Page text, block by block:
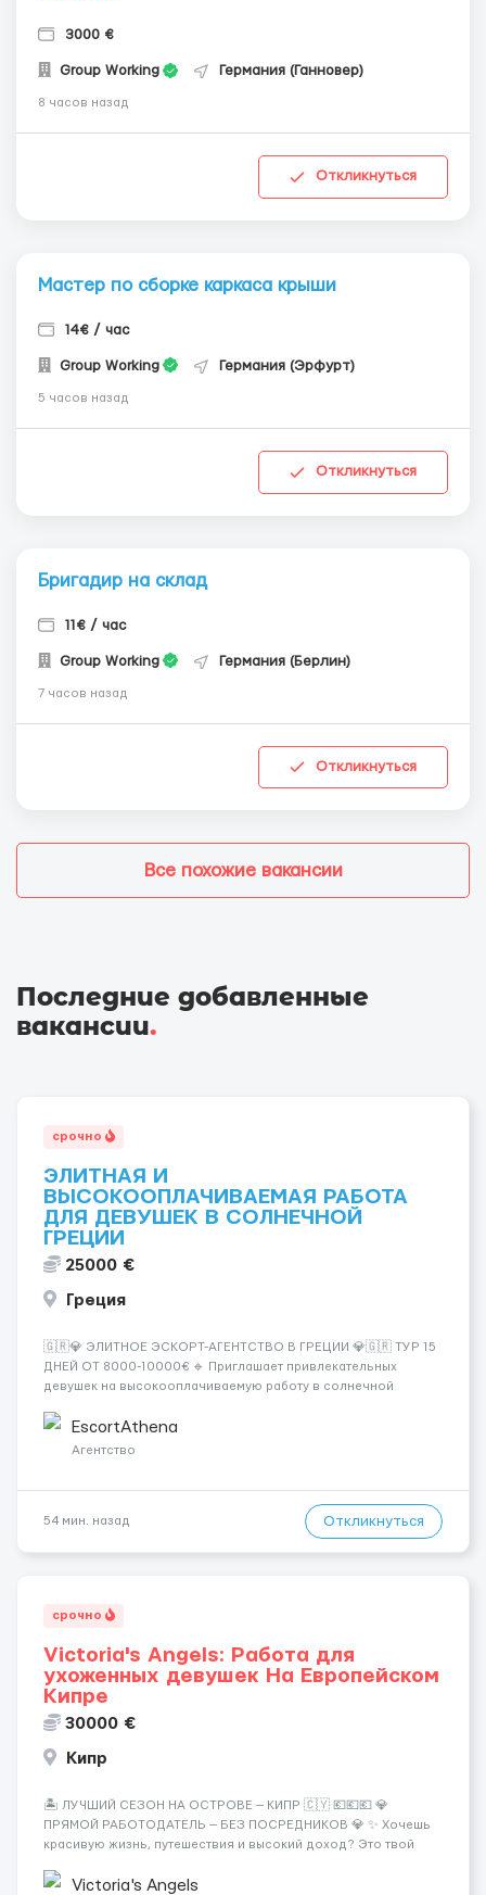
3000 €
Group Working Германия (Ганновер)
8 часов назад
Откликнуться
Мастер по сборке каркаса крыши
14€ / час
Group Working Германия (Эрфурт)
5 часов назад
Откликнуться
Бригадир на склад
11€ / час
Group Working Германия (Берлин)
7 часов назад
Откликнуться
Все похожие вакансии
Последние добавленные
вакансии.
срочно
ЭЛИТНАЯ И
ВЫСОКООПЛАЧИВАЕМАЯ РАБОТА
ДЛЯ ДЕВУШЕК В СОЛНЕЧНОЙ
ГРЕЦИИ
25000 €
Греция
🇬🇷💎 ЭЛИТНОЕ ЭСКОРТ-АГЕНТСТВО В ГРЕЦИИ 💎🇬🇷 ТУР 15
ДНЕЙ ОТ 8000-10000€ 🔹 Приглашает привлекательных
девушек на высокооплачиваемую работу в солнечной
хорошие деньги 💶 — это предложение для тебя! 🔹
Требования: ✔️ Возраст от ...
EscortAthena
Агентство
54 мин. назад Откликнуться
срочно
Victoria's Angels: Работа для
ухоженных девушек На Европейском
Кипре
30000 €
Кипр
🏝️ ЛУЧШИЙ СЕЗОН НА ОСТРОВЕ — КИПР 🇨🇾 💶💶💶 💎
ПРЯМОЙ РАБОТОДАТЕЛЬ — БЕЗ ПОСРЕДНИКОВ 💎 ✨ Хочешь
красивую жизнь, путешествия и высокий доход? Это твой
Опытная команда с годами практики — Стабильный поток
Victoria's Angels